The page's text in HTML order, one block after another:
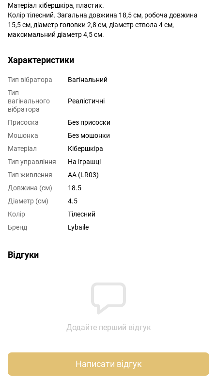
Матеріал кібершкіра, пластик.
Колір тілесний. Загальна довжина 18,5 см, робоча довжина
15,5 см, діаметр головки 2,8 см, діаметр ствола 4 см,
максимальний діаметр 4,5 см.
Характеристики
Тип вібратора
Вагінальний
Тип
вагінального
вібратора
Реалістичні
Присоска
Без присоски
Мошонка
Без мошонки
Матеріал
Кібершкіра
Тип управління
На іграшці
Тип живлення
AA (LR03)
Довжина (см)
18.5
Діаметр (см)
4.5
Колір
Тілесний
Бренд
Lybaile
Відгуки
Додайте перший відгук
Написати відгук